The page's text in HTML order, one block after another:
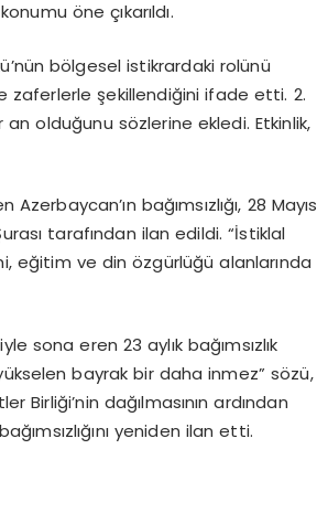
öne çıkarıldı.
bölgesel istikrardaki rolünü
zaferlerle şekillendiğini ifade etti. 2.
olduğunu sözlerine ekledi. Etkinlik,
bağımsızlığı, 28 Mayıs
tarafından ilan edildi. “İstiklal
eğitim ve din özgürlüğü alanlarında
sona eren 23 aylık bağımsızlık
bayrak bir daha inmez” sözü,
Birliği’nin dağılmasının ardından
yeniden ilan etti.